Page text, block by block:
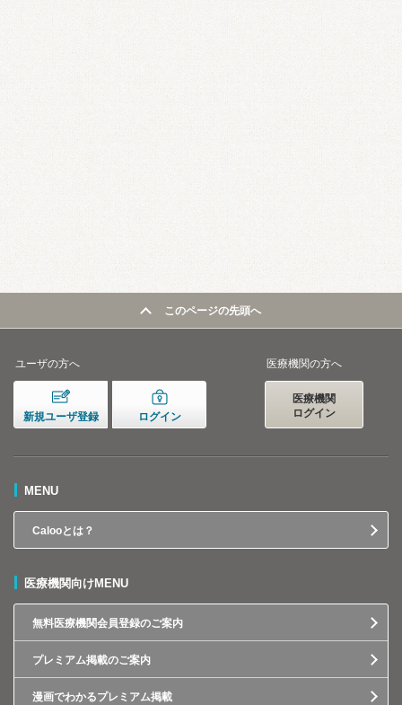
このページの先頭へ
ユーザの方へ
新規ユーザ登録 ログイン
医療機関の方へ
医療機関
ログイン
MENU
Calooとは？
医療機関向けMENU
無料医療機関会員登録のご案内
プレミアム掲載のご案内
漫画でわかるプレミアム掲載